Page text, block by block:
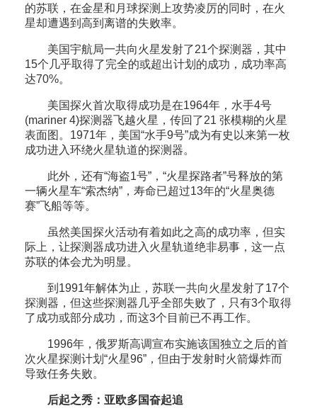
的苏联，在金星和月球探测上攻势凌厉的同时，在火
星却遭遇到高到离谱的失败率。
美国宇航局一共向火星发射了21个探测器，其中
15个几乎取得了完全的或超出计划的成功，成功率高
达70%。
美国探火首次取得成功是在1964年，水手4号
(mariner 4)探测器飞越火星，传回了21 张模糊的火星
表面图。1971年，美国“水手9号”成为有史以来第一枚
成功进入环绕火星轨道的探测器。
此外，还有“海盗1号”，“火星探路者”号释放的第
一辆火星车“索杰纳”，寿命已超过13年的“火星奥德
赛”飞船等等。
虽然美国探火活动有着如此之高的成功率，但实
际上，让探测器成功进入火星轨道绝非易事，这一点
苏联的体会尤为明显。
到1991年解体为止，苏联一共向火星发射了17个
探测器，但这些探测器几乎全部失败了，只有3个取得
了成功或部分成功，而这3个目前已不再工作。
1996年，俄罗斯高调宣布实施该国独立之后的首
次火星探测计划“火星96”，但由于发射时火箭爆炸而
导致任务失败。
后起之秀：亚欧多国奋起追